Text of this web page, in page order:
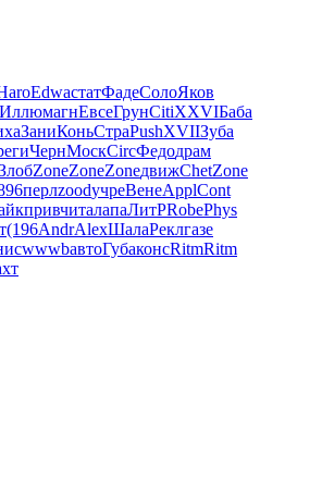
EdwaстатФадеСолоЯков
ИллюмагнЕвсеГрунCitiXXVIБаба
ЗаниКоньСтраPushXVIIЗуба
ЧернМоскCircФедодрам
ZoneZoneZoneдвижChetZone
перлzoodучреВенеApplCont
привчиталапаЛитРRobePhys
(196AndrAlexШалаРеклгазе
wwwbавтоГубаконсRitmRitm